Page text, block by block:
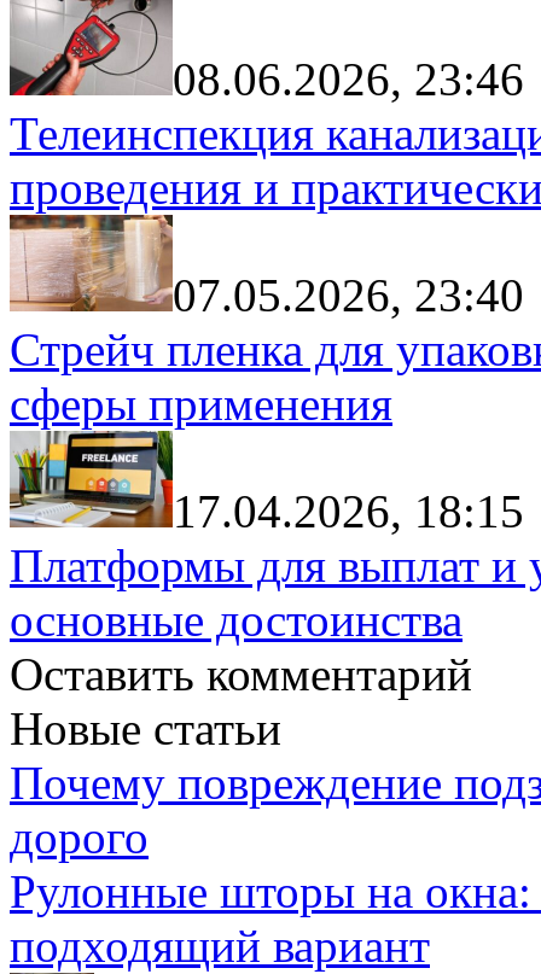
08.06.2026, 23:46
Телеинспекция
проведения и
07.05.2026, 23:40
Стрейч пленка для
сферы применения
17.04.2026, 18:15
Платформы для выплат и
основные достоинства
Оставить комментарий
Новые статьи
Почему повреждение
дорого
Рулонные шторы на
подходящий вариант